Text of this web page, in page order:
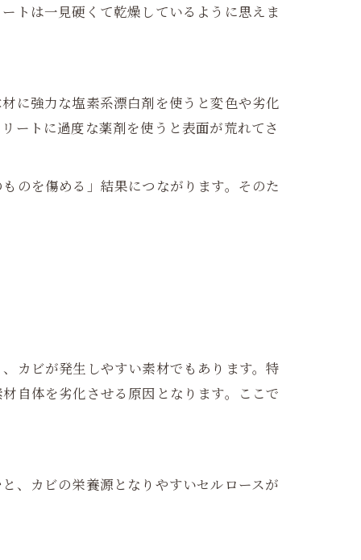
トは一見硬くて乾燥しているように思えま
に強力な塩素系漂白剤を使うと変色や劣化
ートに過度な薬剤を使うと表面が荒れてさ
のを傷める」結果につながります。そのた
カビが発生しやすい素材でもあります。特
自体を劣化させる原因となります。ここで
、カビの栄養源となりやすいセルロースが